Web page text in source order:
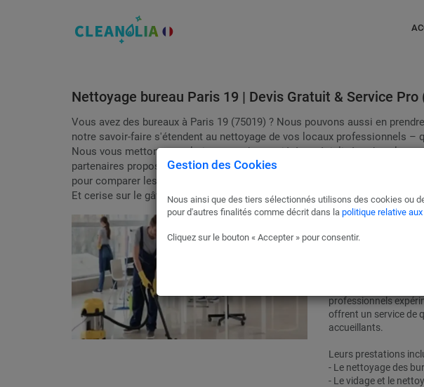
Nettoyage bureau Paris 19 | Devis Gratuit & Service Pro
Vous avez des bureaux à Paris 19 (75019) ? Nous pouvons aussi en
notre savoir-faire s'étendent au nettoyage de vos locaux professionnels
Nous vous mettons en relation avec des sociétés spécialisées dans le
partenaires proposent une large gamme de services de qualité
pour comparer les prestations en toute sérénité.
Et cerise sur le gâteau : ils interviennent rapidement. Votre bureau propre,
Paris - Île-de-
Nos partenaires
professionnels
offrent un service de
accueillants.
Leurs prestations
- Le nettoyage des
- Le vidage et le
Gestion des Cookies
Nous ainsi que des tiers sélectionnés utilisons des cookies ou
pour d'autres finalités comme décrit dans la politique relative
Cliquez sur le bouton « Accepter » pour consentir.